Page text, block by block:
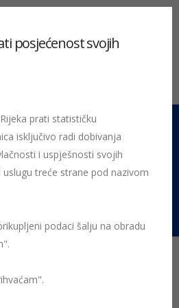
ne?
posjećenost svojih
prati statističku
isključivo radi dobivanja
i uspješnosti svojih
treće strane pod nazivom
podaci šalju na obradu